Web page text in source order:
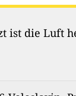
ist die Luft